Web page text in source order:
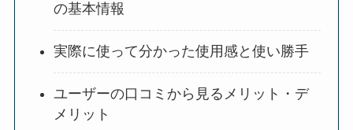
の基本情報
実際に使って分かった使用感と使い勝手
ユーザーの口コミから見るメリット・デ
メリット